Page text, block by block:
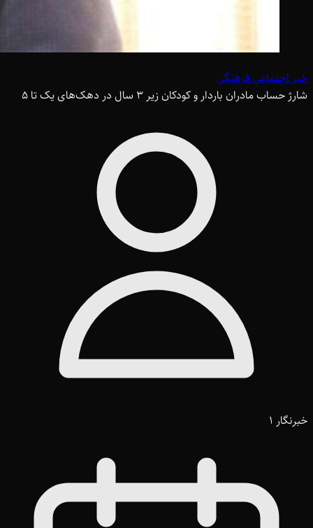
خبر اجتماعی فرهنگی
شارژ حساب مادران باردار و کودکان زیر 3 سال در دهک‌های یک تا 5
خبرنگار 1